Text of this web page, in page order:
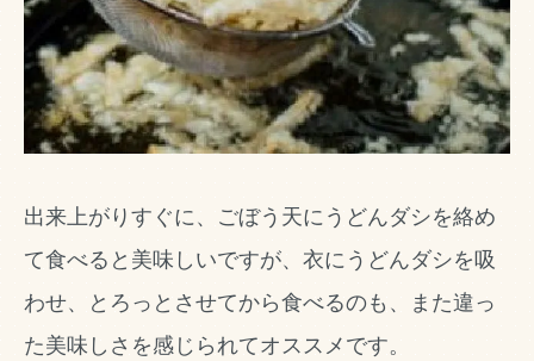
出来上がりすぐに、ごぼう天にうどんダシを絡め
て食べると美味しいですが、衣にうどんダシを吸
わせ、とろっとさせてから食べるのも、また違っ
た美味しさを感じられてオススメです。